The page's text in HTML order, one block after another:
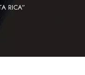
RICA”